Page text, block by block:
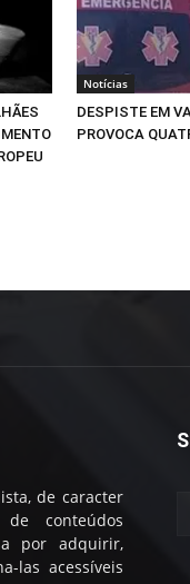
Notícias
DESPISTE EM
PROVOCA
de caracter
conteúdos
por adquirir,
las acessíveis